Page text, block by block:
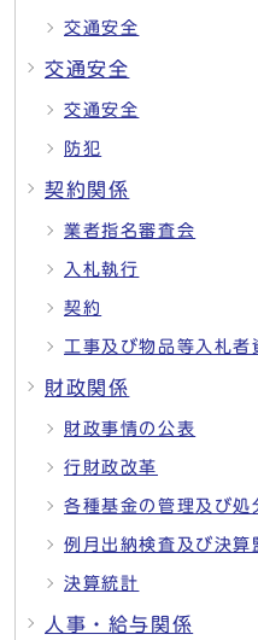
交通安全
交通安全
交通安全
防犯
契約関係
業者指名審査会
入札執行
契約
工事及び物品等入札者
財政関係
財政事情の公表
行財政改革
各種基金の管理及び処
例月出納検査及び決算
決算統計
人事・給与関係